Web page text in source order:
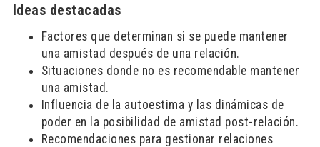
Ideas destacadas
Factores que determinan si se puede mantener
una amistad después de una relación.
Situaciones donde no es recomendable mantener
una amistad.
Influencia de la autoestima y las dinámicas de
poder en la posibilidad de amistad post-relación.
Recomendaciones para gestionar relaciones